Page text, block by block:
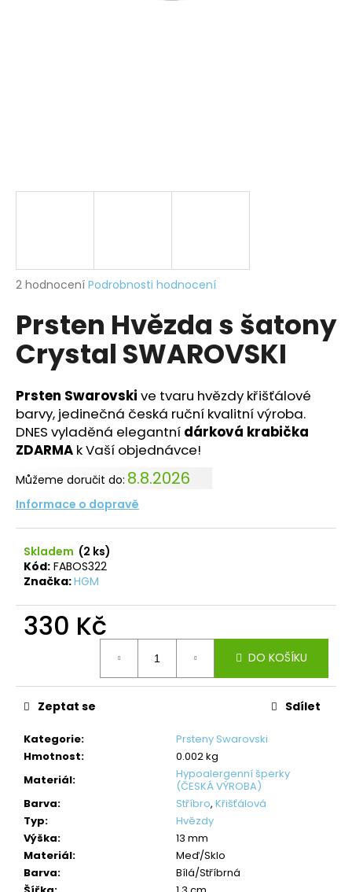
Průměrné
produktu
je
5,0
z
hvězdiček.
2 hodnocení Podrobnosti hodnocení
Prsten Hvězda s šatony
Crystal SWAROVSKI
Prsten Swarovski ve tvaru hvězdy křišťálové
barvy, jedinečná česká ruční kvalitní výroba.
DNES vyladěná elegantní dárková krabička
ZDARMA k Vaší objednávce!
Můžeme doručit do: 8.8.2026
Informace o dopravě
Skladem (2 ks)
Kód: FABOS322
Značka:HGM
330 Kč
DO KOŠÍKU
Kategorie:
Prsteny Swarovski
Hmotnost:
0.002 kg
Materiál:
Hypoalergenní šperky
(ČESKÁ VÝROBA)
Barva: Stříbro, Křišťálová
Typ:
Hvězdy
Výška:
13 mm
Materiál:
Meď/Sklo
Barva:
Bílá/Stříbrná
Zeptat se Sdílet
o
p
r
u
č
j
e
m
e
NÁHRDELNÍK
ANDĚL
CRYSTAL
SWAROVSKI
490
Kč
Původně:
850
Kč